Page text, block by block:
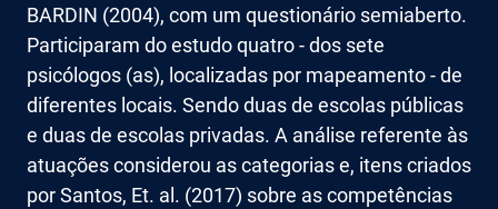
BARDIN (2004), com um questionário semiaberto.
Participaram do estudo quatro - dos sete
psicólogos (as), localizadas por mapeamento - de
diferentes locais. Sendo duas de escolas públicas
e duas de escolas privadas. A análise referente às
atuações considerou as categorias e, itens criados
por Santos, Et. al. (2017) sobre as competências